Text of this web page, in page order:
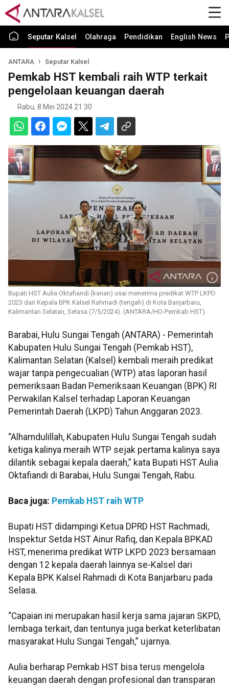
Seputar Kalsel Olahraga Pendidikan English News
ANTARA Seputar Kalsel
Pemkab HST kembali raih WTP terkait
pengelolaan keuangan daerah
Rabu, 8 Mei 2024 21:30
Bupati HST Aulia Oktafiandi (kanan) usai menerima predikat WTP LKPD
2023 dari Kepala BPK Kalsel Rahmadi (tengah) di Kota Banjarbaru,
Kalimantan Selatan, Selasa (7/5/2024). (ANTARA/HO-Pemkab HST)
Barabai, Hulu Sungai Tengah (ANTARA) - Pemerintah
Kabupaten Hulu Sungai Tengah (Pemkab HST),
Kalimantan Selatan (Kalsel) kembali meraih predikat
wajar tanpa pengecualian (WTP) atas laporan hasil
pemeriksaan Badan Pemeriksaan Keuangan (BPK) RI
Perwakilan Kalsel terhadap Laporan Keuangan
Pemerintah Daerah (LKPD) Tahun Anggaran 2023.
“Alhamdulillah, Kabupaten Hulu Sungai Tengah sudah
ketiga kalinya meraih WTP sejak pertama kalinya saya
dilantik sebagai kepala daerah,” kata Bupati HST Aulia
Oktafiandi di Barabai, Hulu Sungai Tengah, Rabu.
Baca juga: Pemkab HST raih WTP
Bupati HST didampingi Ketua DPRD HST Rachmadi,
Inspektur Setda HST Ainur Rafiq, dan Kepala BPKAD
HST, menerima predikat WTP LKPD 2023 bersamaan
dengan 12 kepala daerah lainnya se-Kalsel dari
Kepala BPK Kalsel Rahmadi di Kota Banjarbaru pada
Selasa.
“Capaian ini merupakan hasil kerja sama jajaran SKPD,
lembaga terkait, dan tentunya juga berkat keterlibatan
masyarakat Hulu Sungai Tengah,” ujarnya.
Aulia berharap Pemkab HST bisa terus mengelola
keuangan daerah dengan profesional dan transparan